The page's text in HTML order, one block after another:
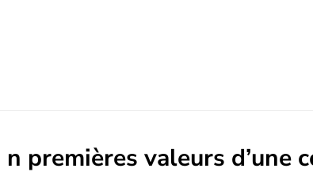
premières valeurs d’une